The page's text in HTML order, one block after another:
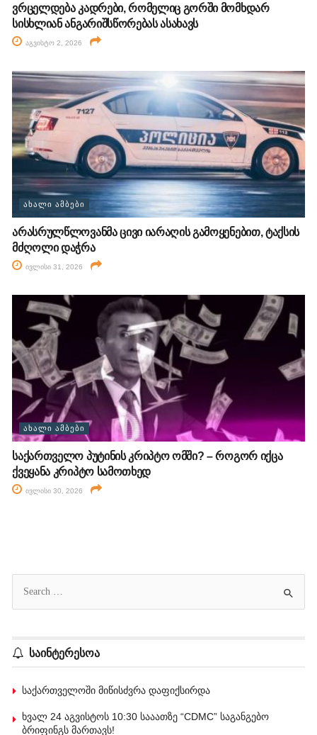
ვრცელდება კადრები, რომელიც გორში მომხდარ
სისხლიან ანგარიშსწორებას ასახავს
აგვისტო 2, 2026
ᲐᲮᲐᲚᲘ ᲐᲛᲑᲔᲑᲘ
არასრულწლოვანმა ცივი იარაღის გამოყენებით, ტაქსის
მძღოლი დაჭრა
ივლისი 31, 2026
ᲐᲮᲐᲚᲘ ᲐᲛᲑᲔᲑᲘ
საქართველო პუტინის კრიპტო ომში? – როგორ იქცა
ქვეყანა კრიპტო სამოთხედ
ივლისი 30, 2026
საინტერესოა
საქართველოში მიწისძვრა დაფიქსირდა
ხვალ 24 აგვისტოს 10:30 სააათზე “CDMC” საგანგებო
ბრიფინგს მართავს!